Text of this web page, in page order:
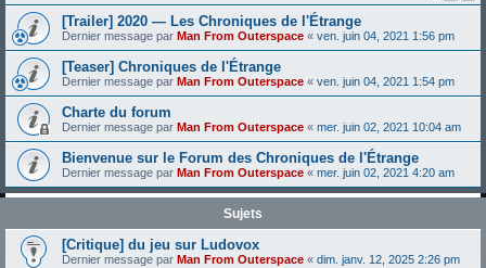
[Trailer] 2020 — Les Chroniques de l'Étrange
Dernier message par Man From Outerspace « ven. juin 04, 2021 1:56 pm
[Teaser] Chroniques de l'Étrange
Dernier message par Man From Outerspace « ven. juin 04, 2021 1:54 pm
Charte du forum
Dernier message par Man From Outerspace « mer. juin 02, 2021 10:04 am
Bienvenue sur le Forum des Chroniques de l'Étrange
Dernier message par Man From Outerspace « mer. juin 02, 2021 4:20 am
Sujets
[Critique] du jeu sur Ludovox
Dernier message par Man From Outerspace « dim. janv. 12, 2025 2:26 pm